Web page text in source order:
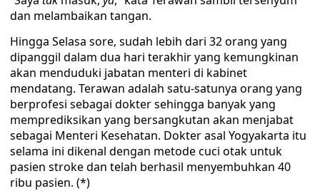
dan melambaikan tangan.
Hingga Selasa sore, sudah lebih dari 32 orang yang
dipanggil dalam dua hari terakhir yang kemungkinan
akan menduduki jabatan menteri di kabinet
mendatang. Terawan adalah satu-satunya orang yang
berprofesi sebagai dokter sehingga banyak yang
memprediksikan yang bersangkutan akan menjabat
sebagai Menteri Kesehatan. Dokter asal Yogyakarta itu
selama ini dikenal dengan metode cuci otak untuk
pasien stroke dan telah berhasil menyembuhkan 40
ribu pasien. (*)